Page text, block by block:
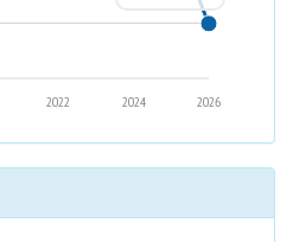
2026
2024
2022